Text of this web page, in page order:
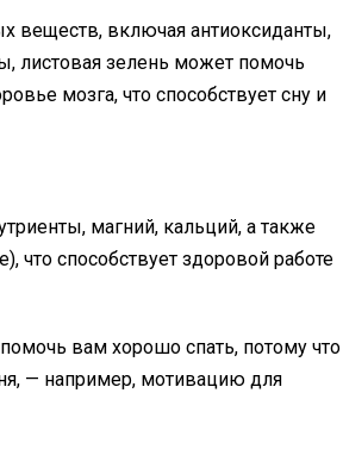
веществ, включая антиоксиданты,
листовая зелень может помочь
мозга, что способствует сну и
магний, кальций, а также
что способствует здоровой работе
вам хорошо спать, потому что
— например, мотивацию для